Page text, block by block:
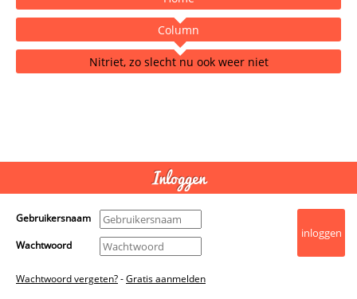
Column
Nitriet, zo slecht nu ook weer niet
- Advertentie - powered by
Inloggen
Gebruikersnaam
Wachtwoord
Wachtwoord vergeten?-Gratis aanmelden